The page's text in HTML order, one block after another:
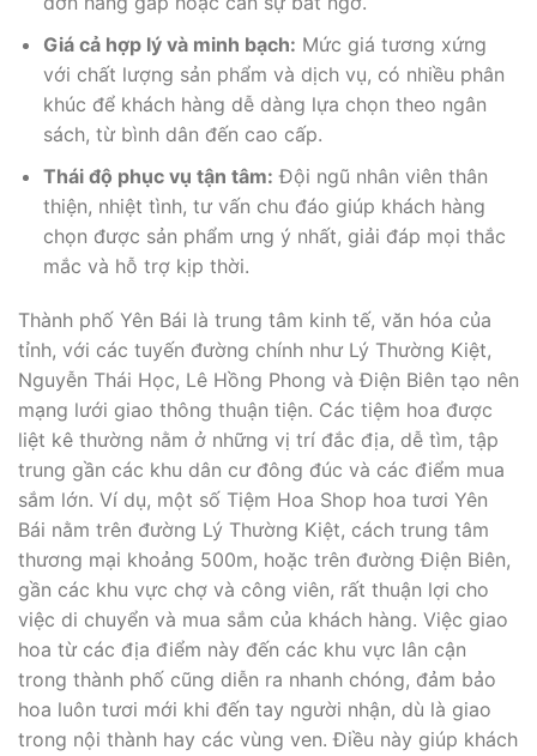
Giá cả hợp lý và minh bạch: Mức giá tương xứng
với chất lượng sản phẩm và dịch vụ, có nhiều phân
khúc để khách hàng dễ dàng lựa chọn theo ngân
sách, từ bình dân đến cao cấp.
Thái độ phục vụ tận tâm: Đội ngũ nhân viên thân
thiện, nhiệt tình, tư vấn chu đáo giúp khách hàng
chọn được sản phẩm ưng ý nhất, giải đáp mọi thắc
mắc và hỗ trợ kịp thời.
Thành phố Yên Bái là trung tâm kinh tế, văn hóa của
tỉnh, với các tuyến đường chính như Lý Thường Kiệt,
Nguyễn Thái Học, Lê Hồng Phong và Điện Biên tạo nên
mạng lưới giao thông thuận tiện. Các tiệm hoa được
liệt kê thường nằm ở những vị trí đắc địa, dễ tìm, tập
trung gần các khu dân cư đông đúc và các điểm mua
sắm lớn. Ví dụ, một số Tiệm Hoa Shop hoa tươi Yên
Bái nằm trên đường Lý Thường Kiệt, cách trung tâm
thương mại khoảng 500m, hoặc trên đường Điện Biên,
gần các khu vực chợ và công viên, rất thuận lợi cho
việc di chuyển và mua sắm của khách hàng. Việc giao
hoa từ các địa điểm này đến các khu vực lân cận
trong thành phố cũng diễn ra nhanh chóng, đảm bảo
hoa luôn tươi mới khi đến tay người nhận, dù là giao
trong nội thành hay các vùng ven. Điều này giúp khách